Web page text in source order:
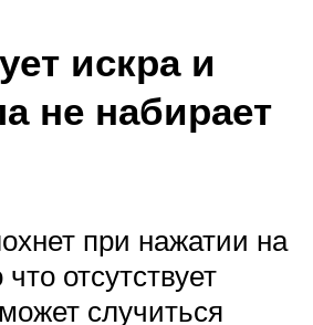
искра и
не набирает
при нажатии на
что отсутствует
случиться